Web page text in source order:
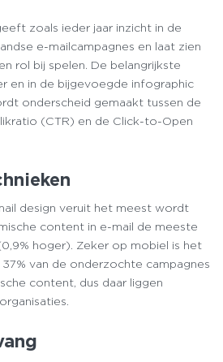
zoals ieder jaar inzicht in de
e-mailcampagnes en laat zien
rol bij spelen. De belangrijkste
en in de bijgevoegde infographic
onderscheid gemaakt tussen de
(CTR) en de Click-to-Open
design veruit het meest wordt
content in e-mail de meeste
hoger). Zeker op mobiel is het
van de onderzochte campagnes
content, dus daar liggen